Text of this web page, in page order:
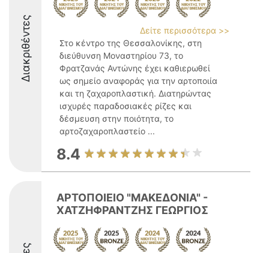
Διακριθέντες
Δείτε περισσότερα >>
Στο κέντρο της Θεσσαλονίκης, στη
διεύθυνση Μοναστηρίου 73, το
Φρατζανάς Αντώνης έχει καθιερωθεί
ως σημείο αναφοράς για την αρτοποιία
και τη ζαχαροπλαστική. Διατηρώντας
ισχυρές παραδοσιακές ρίζες και
δέσμευση στην ποιότητα, το
αρτοζαχαροπλαστείο ...
8.4
ΑΡΤΟΠΟΙΕΙΟ "ΜΑΚΕΔΟΝΙΑ" -
ΧΑΤΖΗΦΡΑΝΤΖΗΣ ΓΕΩΡΓΙΟΣ